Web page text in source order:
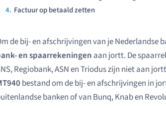
Factuur op betaald zetten
de bij- en afschrijvingen van je Nederlandse
en spaarrekeningen aan jortt. De
Regiobank, ASN en Triodus zijn niet aan
bestand om de bij- en afschrijvingen in
banken of van Bunq, Knab en